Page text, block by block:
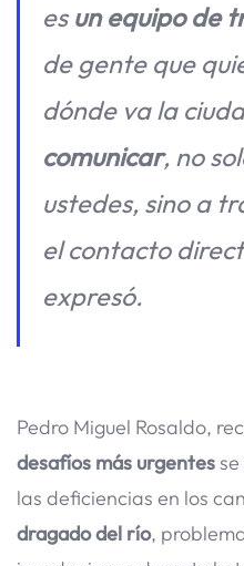
esun equipo de
de gente que
dónde va la
comunicar, no
ustedes, sino a
el contacto
expresó.
Pedro Miguel Rosaldo,
desafíos más urgentes
las deficiencias en los
dragado del río,